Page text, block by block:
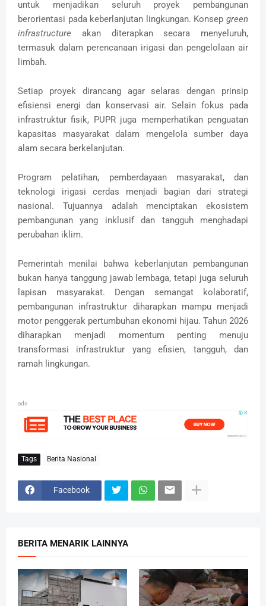
untuk menjadikan seluruh proyek pembangunan
berorientasi pada keberlanjutan lingkungan. Konsep green
infrastructure akan diterapkan secara menyeluruh,
termasuk dalam perencanaan irigasi dan pengelolaan air
limbah.
Setiap proyek dirancang agar selaras dengan prinsip
efisiensi energi dan konservasi air. Selain fokus pada
infrastruktur fisik, PUPR juga memperhatikan penguatan
kapasitas masyarakat dalam mengelola sumber daya
alam secara berkelanjutan.
Program pelatihan, pemberdayaan masyarakat, dan
teknologi irigasi cerdas menjadi bagian dari strategi
nasional. Tujuannya adalah menciptakan ekosistem
pembangunan yang inklusif dan tangguh menghadapi
perubahan iklim.
Pemerintah menilai bahwa keberlanjutan pembangunan
bukan hanya tanggung jawab lembaga, tetapi juga seluruh
lapisan masyarakat. Dengan semangat kolaboratif,
pembangunan infrastruktur diharapkan mampu menjadi
motor penggerak pertumbuhan ekonomi hijau. Tahun 2026
diharapkan menjadi momentum penting menuju
transformasi infrastruktur yang efisien, tangguh, dan
ramah lingkungan.
ads
Tags Berita Nasional
Facebook
BERITA MENARIK LAINNYA